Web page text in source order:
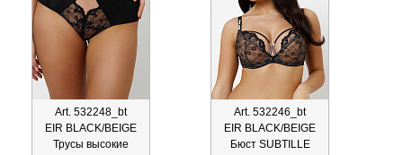
Art. 532248_bt
EIR BLACK/BEIGE
Трусы высокие
Art. 532246_bt
EIR BLACK/BEIGE
Бюст SUBTILLE